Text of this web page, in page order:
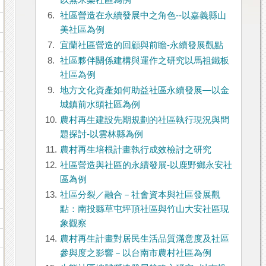
6.
社區營造在永續發展中之角色--以嘉義縣山
美社區為例
7.
宜蘭社區營造的回顧與前瞻-永續發展觀點
8.
社區夥伴關係建構與運作之研究以馬祖鐵板
社區為例
9.
地方文化資產如何助益社區永續發展—以金
城鎮前水頭社區為例
10. 農村再生建設先期規劃的社區執行現況與問
題探討-以雲林縣為例
11. 農村再生培根計畫執行成效檢討之研究
12. 社區營造與社區的永續發展-以鹿野鄉永安社
區為例
13. 社區分裂／融合－社會資本與社區發展觀
點：南投縣草屯坪頂社區與竹山大安社區現
象觀察
14. 農村再生計畫對居民生活品質滿意度及社區
參與度之影響－以台南市農村社區為例